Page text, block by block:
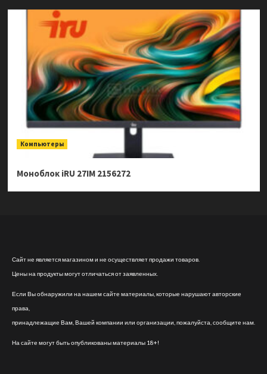
Компьютеры
Моноблок iRU 27IM 2156272
Сайт не является магазином и не осуществляет продажи товаров.
Цены на продукты могут отличаться от заявленных.
Если Вы обнаружили на нашем сайте материалы, которые нарушают авторские
права,
принадлежащие Вам, Вашей компании или организации, пожалуйста, сообщите нам.
На сайте могут быть опубликованы материалы 18+!